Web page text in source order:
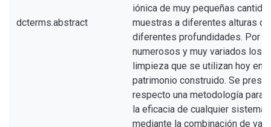
dcterms.abstract
iónica de muy pequeñas
muestras a diferentes alturas de
diferentes profundidades. Por
numerosos y muy variados los
limpieza que se utilizan hoy en
patrimonio construido. Se
respecto una metodología para
la eficacia de cualquier sistema
mediante la combinación de